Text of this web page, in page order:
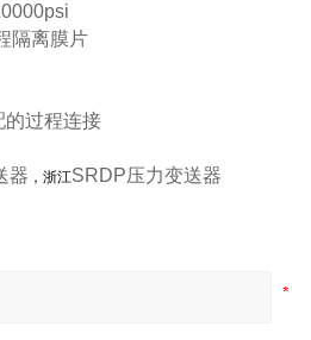
隔离膜片
的过程连接
器 ，浙江SRDP压力变送器